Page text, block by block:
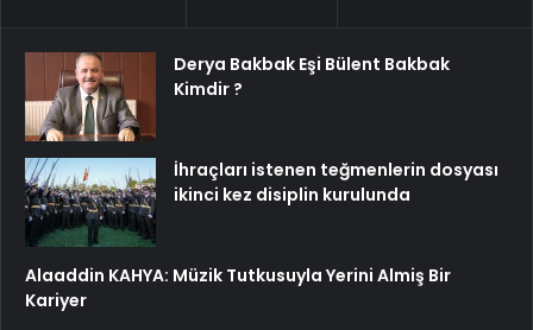
Derya Bakbak Eşi Bülent Bakbak
Kimdir ?
İhraçları istenen teğmenlerin dosyası
ikinci kez disiplin kurulunda
Alaaddin KAHYA: Müzik Tutkusuyla Yerini Almiş Bir
Kariyer